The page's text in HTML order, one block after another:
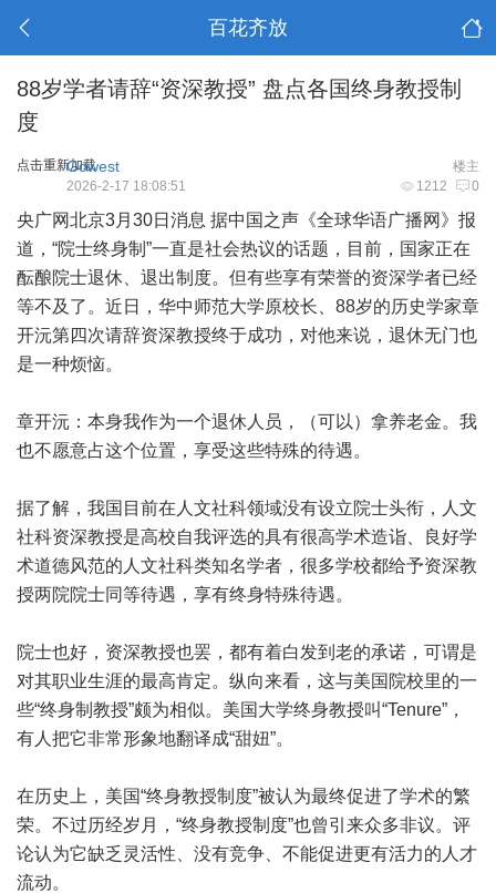
百花齐放
88岁学者请辞“资深教授” 盘点各国终身教授制
度
点击重新加载 楼主
Gowest
1212 0
2026-2-17 18:08:51
央广网北京3月30日消息 据中国之声《全球华语广播网》报
道，“院士终身制”一直是社会热议的话题，目前，国家正在
酝酿院士退休、退出制度。但有些享有荣誉的资深学者已经
等不及了。近日，华中师范大学原校长、88岁的历史学家章
开沅第四次请辞资深教授终于成功，对他来说，退休无门也
是一种烦恼。
章开沅：本身我作为一个退休人员，（可以）拿养老金。我
也不愿意占这个位置，享受这些特殊的待遇。
据了解，我国目前在人文社科领域没有设立院士头衔，人文
社科资深教授是高校自我评选的具有很高学术造诣、良好学
术道德风范的人文社科类知名学者，很多学校都给予资深教
授两院院士同等待遇，享有终身特殊待遇。
院士也好，资深教授也罢，都有着白发到老的承诺，可谓是
对其职业生涯的最高肯定。纵向来看，这与美国院校里的一
些“终身制教授”颇为相似。美国大学终身教授叫“Tenure”，
有人把它非常形象地翻译成“甜妞”。
在历史上，美国“终身教授制度”被认为最终促进了学术的繁
荣。不过历经岁月，“终身教授制度”也曾引来众多非议。评
论认为它缺乏灵活性、没有竞争、不能促进更有活力的人才
流动。